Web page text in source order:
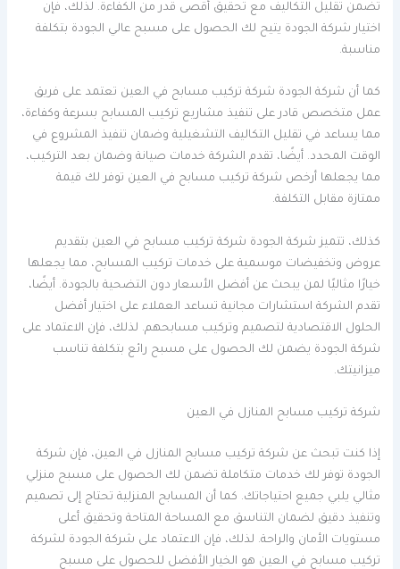
تضمن تقليل التكاليف مع تحقيق أقصى قدر من الكفاءة. لذلك، فإن
اختيار شركة الجودة يتيح لك الحصول على مسبح عالي الجودة بتكلفة
مناسبة.
كما أن شركة الجودة شركة تركيب مسابح في العين تعتمد على فريق
عمل متخصص قادر على تنفيذ مشاريع تركيب المسابح بسرعة وكفاءة،
مما يساعد في تقليل التكاليف التشغيلية وضمان تنفيذ المشروع في
الوقت المحدد. أيضًا، تقدم الشركة خدمات صيانة وضمان بعد التركيب،
مما يجعلها أرخص شركة تركيب مسابح في العين توفر لك قيمة
ممتازة مقابل التكلفة.
كذلك، تتميز شركة الجودة شركة تركيب مسابح في العين بتقديم
عروض وتخفيضات موسمية على خدمات تركيب المسابح، مما يجعلها
خيارًا مثاليًا لمن يبحث عن أفضل الأسعار دون التضحية بالجودة. أيضًا،
تقدم الشركة استشارات مجانية تساعد العملاء على اختيار أفضل
الحلول الاقتصادية لتصميم وتركيب مسابحهم. لذلك، فإن الاعتماد على
شركة الجودة يضمن لك الحصول على مسبح رائع بتكلفة تناسب
ميزانيتك.
شركة تركيب مسابح المنازل في العين
إذا كنت تبحث عن شركة تركيب مسابح المنازل في العين، فإن شركة
الجودة توفر لك خدمات متكاملة تضمن لك الحصول على مسبح منزلي
مثالي يلبي جميع احتياجاتك. كما أن المسابح المنزلية تحتاج إلى تصميم
وتنفيذ دقيق لضمان التناسق مع المساحة المتاحة وتحقيق أعلى
مستويات الأمان والراحة. لذلك، فإن الاعتماد على شركة الجودة لشركة
تركيب مسابح في العين هو الخيار الأفضل للحصول على مسبح